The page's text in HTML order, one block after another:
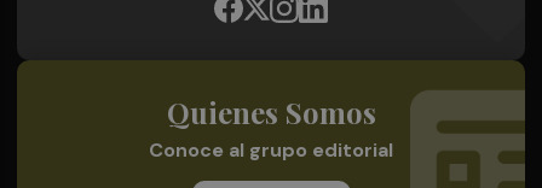
Quienes Somos
Conoce al grupo editorial